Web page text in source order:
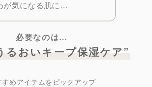
が気になる肌に…
必要なのは…
るおいキープ保湿ケア”
すめアイテムをピックアップ